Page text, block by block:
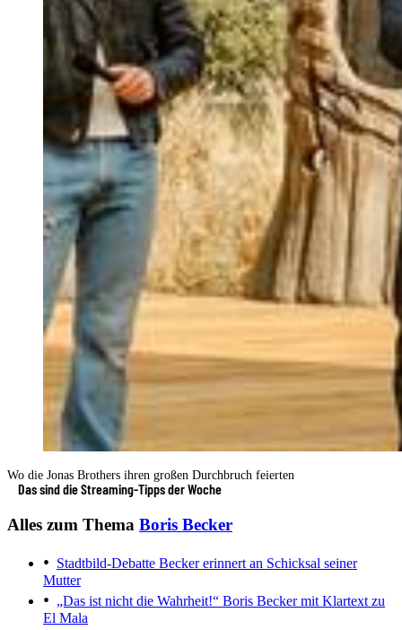
Wo die Jonas Brothers ihren großen Durchbruch feierten
Das sind die Streaming-Tipps der Woche
Alles zum Thema Boris Becker
Stadtbild-Debatte Becker erinnert an Schicksal seiner
Mutter
„Das ist nicht die Wahrheit!“ Boris Becker mit Klartext zu
El Mala